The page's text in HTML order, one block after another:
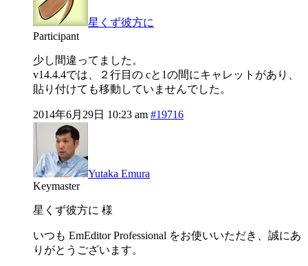
星くず彼方に
Participant
少し間違ってました。
v14.4.4では、２行目の cと1の間にキャレットがあり、
貼り付けても移動していませんでした。
2014年6月29日 10:23 am #19716
Yutaka Emura
Keymaster
星くず彼方に 様
いつも EmEditor Professional をお使いいただき、誠にあ
りがとうございます。